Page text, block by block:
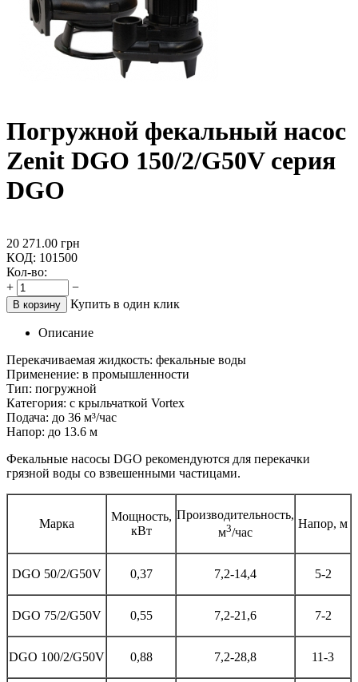
Погружной фекальный насос
Zenit DGO 150/2/G50V cерия
DGO
20 271.00 грн
КОД: 101500
Кол-во:
+
−
В корзину Купить в один клик
Описание
Перекачиваемая жидкость: фекальные воды
Применение: в промышленности
Тип: погружной
Категория: с крыльчаткой Vortex
Подача: до 36 м³/час
Напор: до 13.6 м
Фекальные насосы DGO рекомендуются для перекачки
грязной воды со взвешенными частицами.
Марка
Мощность,
кВт
Производительность,
м3/час
Напор, м
DGO 50/2/G50V 0,37 7,2-14,4 5-2
DGO 75/2/G50V 0,55 7,2-21,6 7-2
DGO 100/2/G50V 0,88 7,2-28,8 11-3